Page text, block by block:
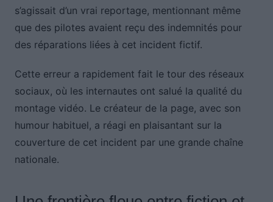
s’agissait d’un vrai reportage, mentionnant même
que des pilotes avaient reçu des indemnités pour
des réparations liées à cet incident fictif.
Cette erreur a rapidement fait le tour des réseaux
sociaux, où les internautes ont salué la qualité du
montage vidéo. Le créateur de la page, avec son
humour habituel, a réagi en plaisantant sur la
couverture de cet incident par une grande chaîne
nationale.